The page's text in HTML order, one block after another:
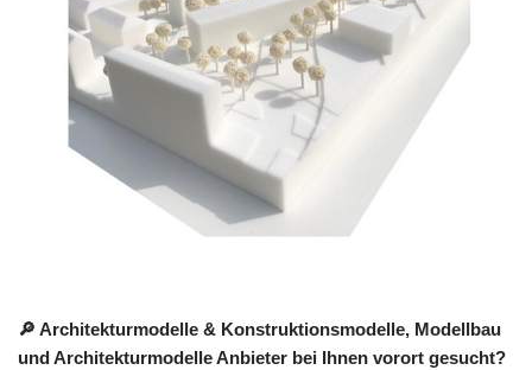
🔎 Architekturmodelle & Konstruktionsmodelle, Modellbau
und Architekturmodelle Anbieter bei Ihnen vorort gesucht?